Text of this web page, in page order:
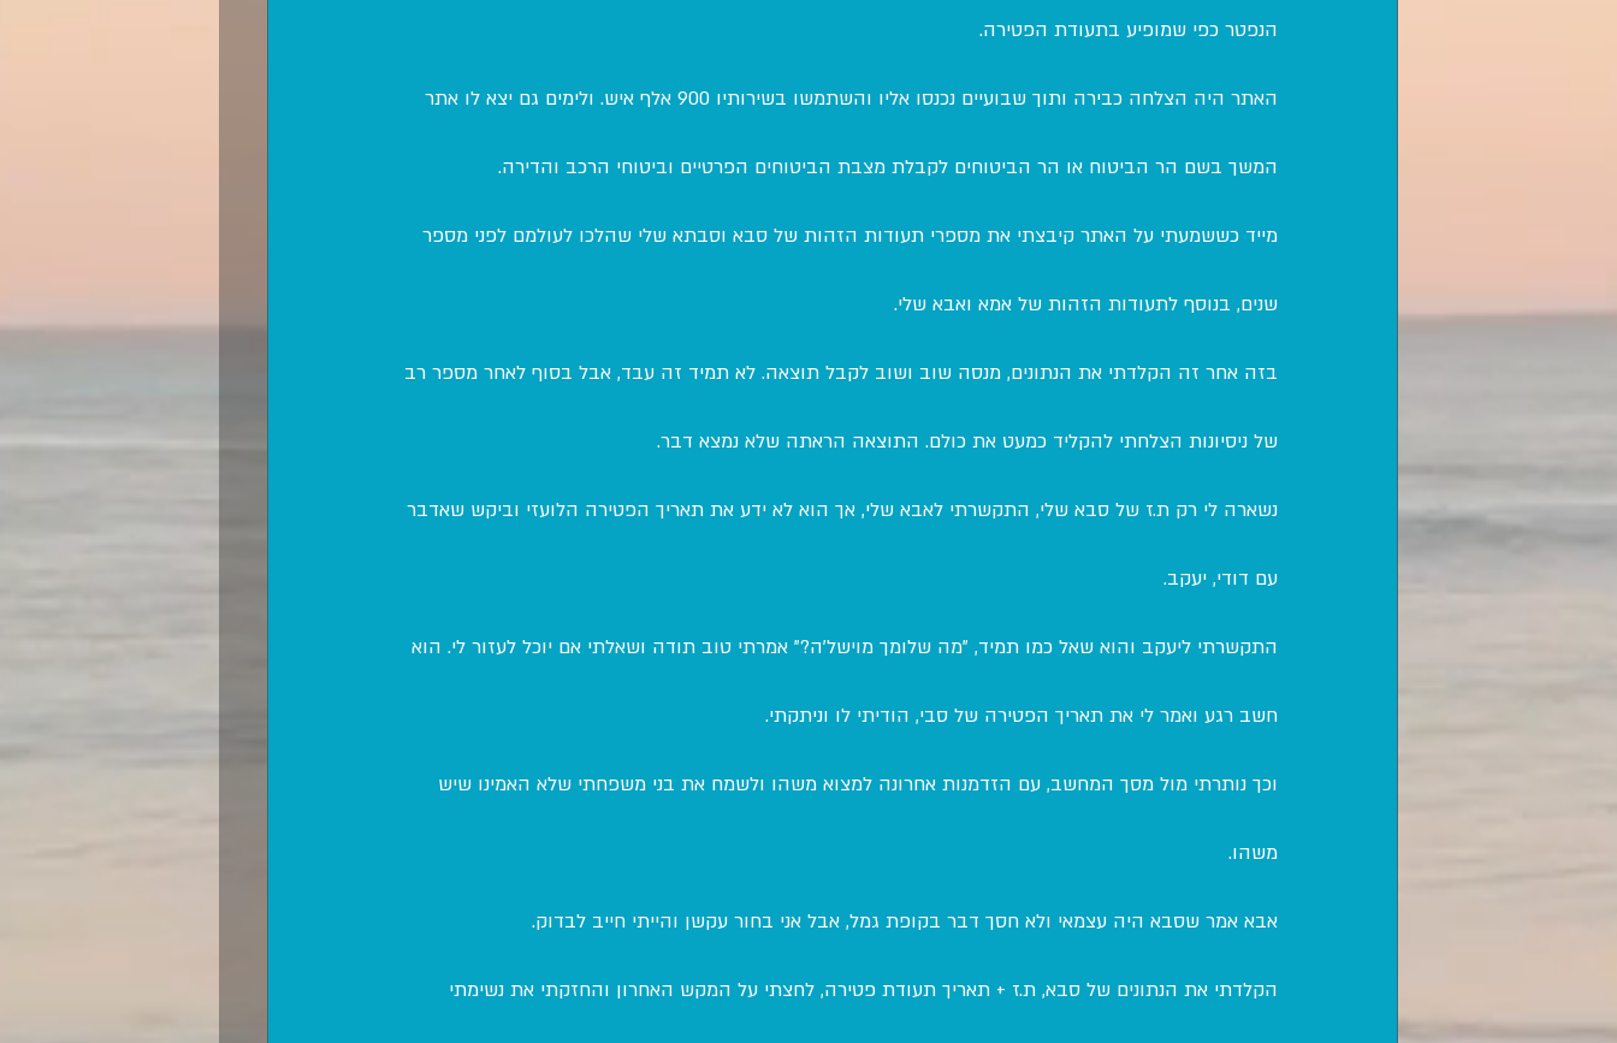
הנפטר כפי שמופיע בתעודת הפטירה.
האתר היה הצלחה כבירה ותוך שבועיים נכנסו אליו והשתמשו בשירותיו 900 אלף איש. ולימים גם יצא לו אתר
המשך בשם הר הביטוח או הר הביטוחים לקבלת מצבת הביטוחים הפרטיים וביטוחי הרכב והדירה.
מייד כששמעתי על האתר קיבצתי את מספרי תעודות הזהות של סבא וסבתא שלי שהלכו לעולמם לפני מספר
שנים, בנוסף לתעודות הזהות של אמא ואבא שלי.
בזה אחר זה הקלדתי את הנתונים, מנסה שוב ושוב לקבל תוצאה. לא תמיד זה עבד, אבל בסוף לאחר מספר רב
של ניסיונות הצלחתי להקליד כמעט את כולם. התוצאה הראתה שלא נמצא דבר.
נשארה לי רק ת.ז של סבא שלי, התקשרתי לאבא שלי, אך הוא לא ידע את תאריך הפטירה הלועזי וביקש שאדבר
עם דודי, יעקב.
התקשרתי ליעקב והוא שאל כמו תמיד, "מה שלומך מוישל'ה?" אמרתי טוב תודה ושאלתי אם יוכל לעזור לי. הוא
חשב רגע ואמר לי את תאריך הפטירה של סבי, הודיתי לו וניתקתי.
וכך נותרתי מול מסך המחשב, עם הזדמנות אחרונה למצוא משהו ולשמח את בני משפחתי שלא האמינו שיש
משהו.
אבא אמר שסבא היה עצמאי ולא חסך דבר בקופת גמל, אבל אני בחור עקשן והייתי חייב לבדוק.
הקלדתי את הנתונים של סבא, ת.ז + תאריך תעודת פטירה, לחצתי על המקש האחרון והחזקתי את נשימתי